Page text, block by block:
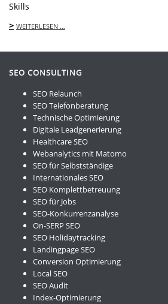
Skills
> WEITERLESEN …
SEO CONSULTING
SEO Relaunch
SEO Telefonberatung
Technische Optimierung
Digitale Leadgenerierung
Healthcare SEO
Webanalytics mit Matomo
SEO für Selbstständige
Internationales SEO
SEO Komplettbetreuung
SEO für Jobs
SEO-Konkurrenzanalyse
On-SERP SEO
SEO Holidaytracking
Landingpage SEO
Conversion Optimierung
Local SEO
SEO Audit
Index-Optimierung